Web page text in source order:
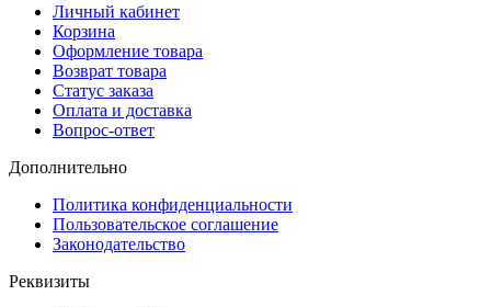
Личный кабинет
Корзина
Оформление товара
Возврат товара
Статус заказа
Оплата и доставка
Вопрос-ответ
Дополнительно
Политика конфиденциальности
Пользовательское соглашение
Законодательство
Реквизиты